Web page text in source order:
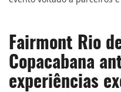
Fairmont Rio
Copacabana
experiências